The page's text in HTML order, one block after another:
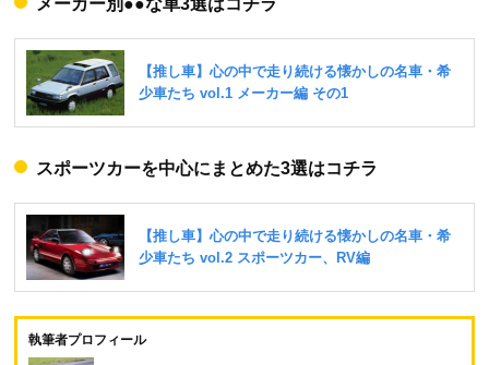
メーカー別●●な車3選はコチラ
スポーツカーを中心にまとめた3選はコチラ
執筆者プロフィール